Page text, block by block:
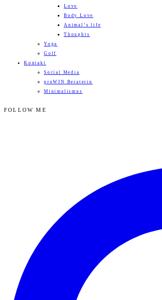
Love
Body Love
Animal’s life
Thoughts
Yoga
Golf
Kontakt
Social Media
proWIN Beraterin
Minimalismus
FOLLOW ME